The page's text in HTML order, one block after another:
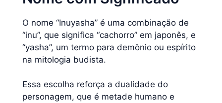
O nome “Inuyasha” é uma combinação de
“inu”, que significa “cachorro” em japonês, e
“yasha”, um termo para demônio ou espírito
na mitologia budista.
Essa escolha reforça a dualidade do
personagem, que é metade humano e